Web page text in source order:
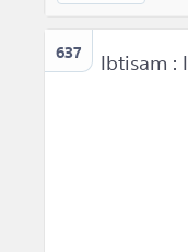
637
Ibtisam :